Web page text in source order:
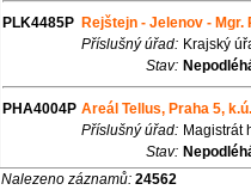
PLK4485P Rejštejn - Jelenov -
Příslušný úřad: Krajský
Stav:
PHA4004P Areál Tellus, Praha 5,
Příslušný úřad: Magistrát
Stav:
Nalezeno záznamů: 24562